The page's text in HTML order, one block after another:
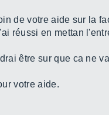
de votre aide sur la
réussi en mettan
être sur que ca ne
votre aide.